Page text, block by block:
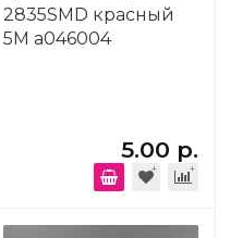
2835SMD красный
5M a046004
5.00 р.